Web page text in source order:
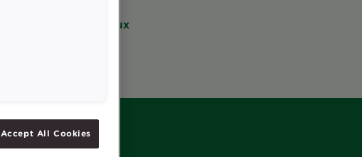
Vitamines et minéraux
Accept All Cookies